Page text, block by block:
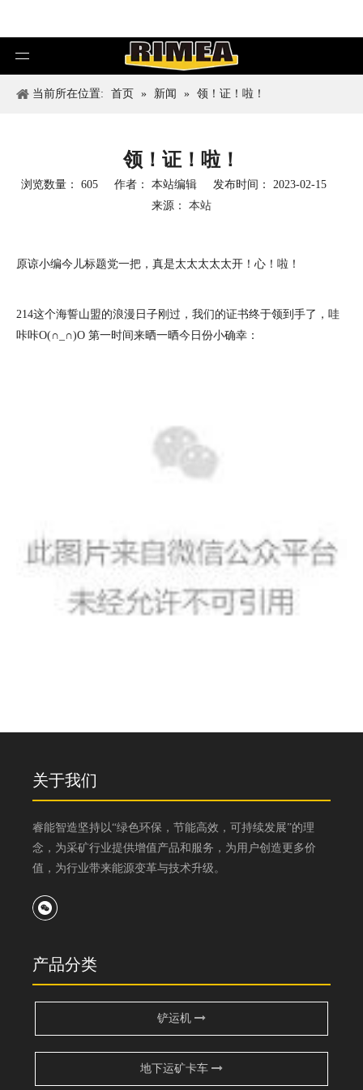
当前所在位置: 首页 » 新闻 » 领！证！啦！
领！证！啦！
浏览数量： 605作者： 本站编辑 发布时间： 2023-02-15
来源： 本站
原谅小编今儿标题党一把，真是太太太太太开！心！啦！
214这个海誓山盟的浪漫日子刚过，我们的证书终于领到手了，哇
咔咔O(∩_∩)O 第一时间来晒一晒今日份小确幸：
公司创办三年，遭遇大疫三年，个中艰辛，经历过的人都懂
幸好所有的努力都没有白费，所有的付出都不会被辜负！
每一份荣誉的获得，都是对每一位负重前行的睿能人的鼓励和激
明天一定会更美好！
关于我们
睿能智造坚持以“绿色环保，节能高效，可持续发展”的理
念，为采矿行业提供增值产品和服务，为用户创造更多价
值，为行业带来能源变革与技术升级。
产品分类
铲运机
地下运矿卡车